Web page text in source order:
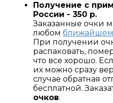
Получение с
России - 350 р.
Заказанные очки
любом ближайшем
При получении
распаковать,
что все хорошо.
их можно сразу
случае обратная
бесплатной.
очков.